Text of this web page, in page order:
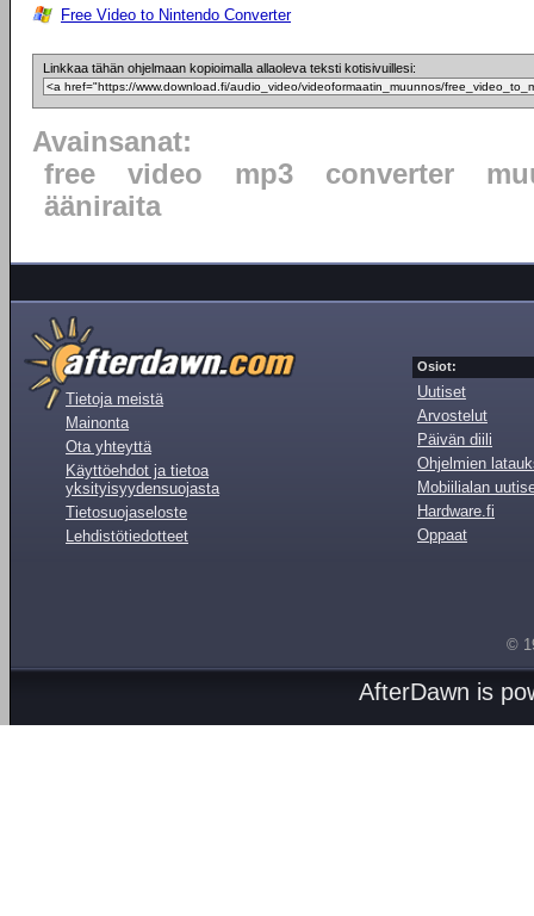
Free Video to Nintendo Converter
Linkkaa tähän ohjelmaan kopioimalla allaoleva teksti kotisivuillesi:
Avainsanat:
free
video mp3 converter
ääniraita
Tietoja meistä
Mainonta
Ota yhteyttä
Käyttöehdot ja tietoa
yksityisyydensuojasta
Tietosuojaseloste
Lehdistötiedotteet
Osiot:
Uutiset
Arvostelut
Päivän diili
Ohjelmien
Mobiilialan
Hardware.fi
Oppaat
©
AfterDawn is